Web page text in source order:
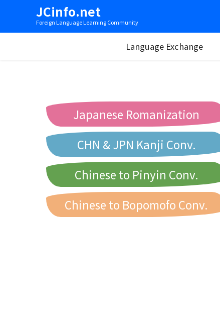
JCinfo.net
Foreign Language Learning Community
Language Exchange
Japanese Romanization
CHN & JPN Kanji Conv.
Chinese to Pinyin Conv.
Chinese to Bopomofo Conv.